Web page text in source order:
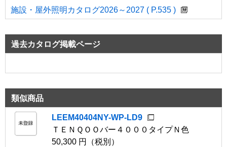
施設・屋外照明カタログ2026～2027 ( P.535 )
過去カタログ掲載ページ
類似商品
LEEM40404NY-WP-LD9
ＴＥＮＱＯＯバー４０００タイプＮ色
50,300 円（税別）